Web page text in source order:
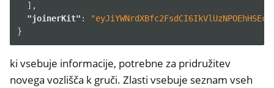
],
"joinerKit" :
}
ki vsebuje informacije, potrebne za pridružitev
novega vozlišča k gruči. Zlasti vsebuje seznam vseh